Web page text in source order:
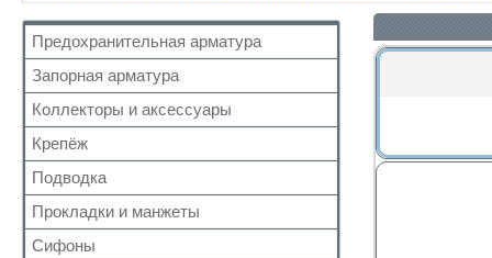
Предохранительная арматура
Воздухоотводчик
Клапан предохранительный
Манометр/Термометр
Обратный клапан
Поплавковый клапан
Регулятор давления
Кран Маевского
Запорная арматура
Кран шаровый для воды
Кран с американкой
Краны прочие
Краны для бытовой техники
Для радиаторов
Дачные краны
Коллекторы и аксессуары
Аксессуары для коллекторов
Коллекторные группы
Коллекторы
Крепёж
Для труб
Для радиатора
Прочий
Подводка
Газ
Газ сильфон
Прокладки и манжеты
Прокладки
Сифоны